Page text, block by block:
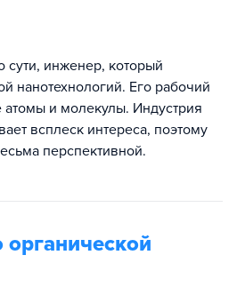
сути, инженер, который
нанотехнологий. Его рабочий
и молекулы. Индустрия
всплеск интереса, поэтому
перспективной.